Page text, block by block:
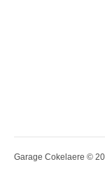
Garage Cokelaere ©